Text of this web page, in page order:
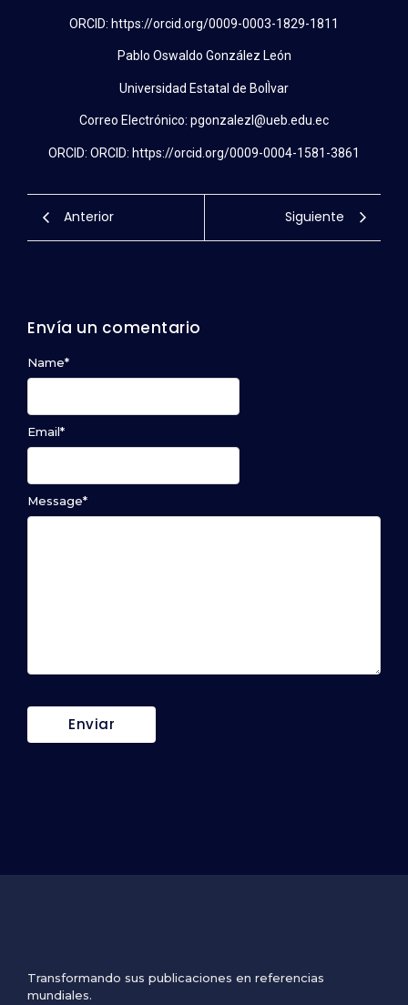
ORCID: https://orcid.org/0009-0003-1829-1811
Pablo Oswaldo González León
Universidad Estatal de BolÌvar
Correo Electrónico: pgonzalezl@ueb.edu.ec
ORCID: ORCID: https://orcid.org/0009-0004-1581-3861
Anterior Siguiente
Envía un comentario
Message*
Name*
Email*
Transformando sus publicaciones en referencias
mundiales.